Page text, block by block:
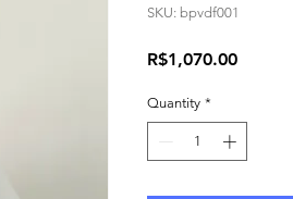
SKU: bpvdf001
R$1,070.00Price
Quantity *